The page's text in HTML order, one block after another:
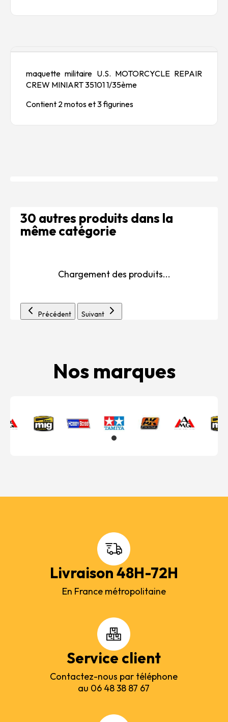
maquette militaire U.S. MOTORCYCLE REPAIR
CREW MINIART 35101 1/35ème
Contient 2 motos et 3 figurines
30 autres produits dans la
même catégorie
Chargement des produits...
Précédent Suivant
Nos marques
Livraison 48H-72H
En France métropolitaine
Service client
Contactez-nous par téléphone
au 06 48 38 87 67